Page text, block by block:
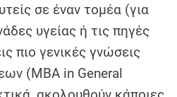
σε έναν τομέα (για
υγείας ή τις πηγές
πιο γενικές γνώσεις
(MBA in General